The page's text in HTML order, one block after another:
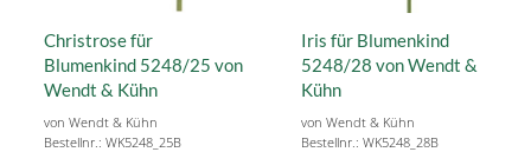
Christrose für
Blumenkind 5248/25 von
Wendt & Kühn
von Wendt & Kühn
Bestellnr.: WK5248_25B
Iris für Blumenkind
5248/28 von Wendt &
Kühn
von Wendt & Kühn
Bestellnr.: WK5248_28B